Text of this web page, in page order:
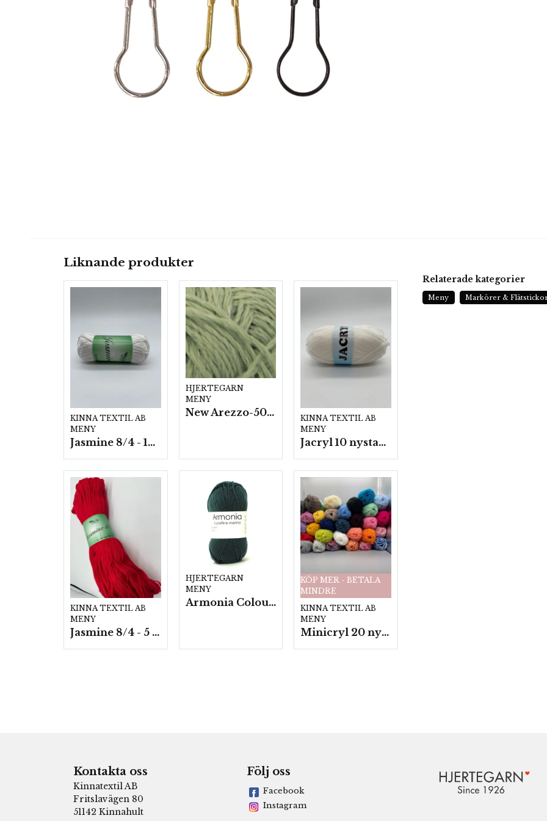
Liknande produkter
KINNA TEXTIL AB
MENY
Jasmine 8/4 - 10 nystan a50g./fp.
HJERTEGARN
MENY
New Arezzo-50g./nyst. 10 st/fp.
KINNA TEXTIL AB
MENY
Jacryl 10 nystan a50g./fp.
KINNA TEXTIL AB
MENY
Jasmine 8/4 - 5 härvor a200g./fp.
HJERTEGARN
MENY
Armonia Colour- 5 härv/fp. a100 g.
KÖP MER - BETALA
MINDRE
KINNA TEXTIL AB
MENY
Minicryl 20 nystan a25g./fp.
Relaterade kategorier
Meny Markörer &
Kontakta oss
Kinnatextil AB
Fritslavägen 80
51142 Kinnahult
Följ oss
Facebook
Instagram